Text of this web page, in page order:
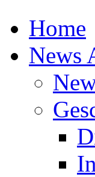
Home
News